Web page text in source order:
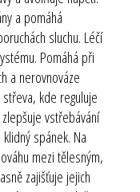
a pomáhá
sluchu. Léčí
Pomáhá při
a nerovnováze
kde reguluje
vstřebávání
spánek. Na
mezi tělesným,
zajišťuje jejich